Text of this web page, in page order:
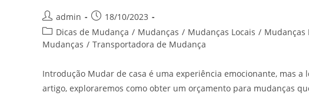
admin
18/10/2023
Dicas de Mudança / Mudanças / Mudanças Locais / Mudanças
Mudanças / Transportadora de Mudança
Introdução Mudar de casa é uma experiência emocionante, mas
artigo, exploraremos como obter um orçamento para mudanças